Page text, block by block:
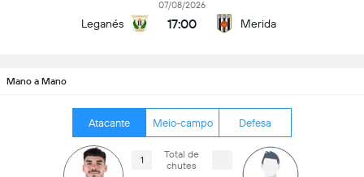
Leganés
07/08/2026
17:00 Merida
Mano a Mano
Atacante Meio-campo Defesa
1
Total de
chutes